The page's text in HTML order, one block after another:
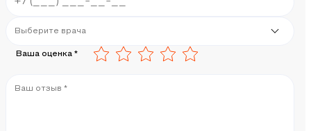
Ваша оценка *